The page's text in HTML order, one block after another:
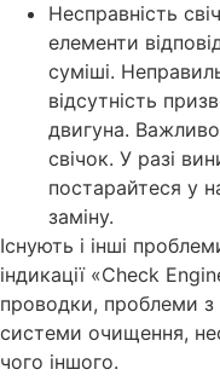
Несправність
елементи
суміші.
відсутність
двигуна.
свічок. У разі
постарайтеся у
заміну.
Існують і інші
індикації «Check
проводки, проблеми
системи очищення,
чого іншого.